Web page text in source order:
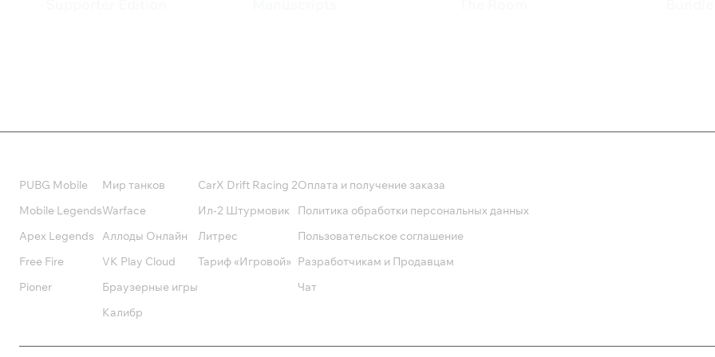
PUBG Mobile
Mobile Legends
Apex Legends
Free Fire
Pioner
Мир танков
Warface
Аллоды Онлайн
VK Play Cloud
Браузерные игры
Калибр
CarX Drift Racing 2
Ил-2 Штурмовик
Литрес
Тариф «Игровой»
Оплата и получение заказа
Политика обработки персональных данных
Пользовательское соглашение
Разработчикам и Продавцам
Чат